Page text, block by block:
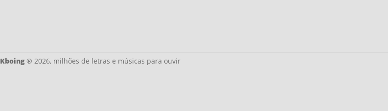
Kboing® 2026, milhões de letras e músicas para ouvir